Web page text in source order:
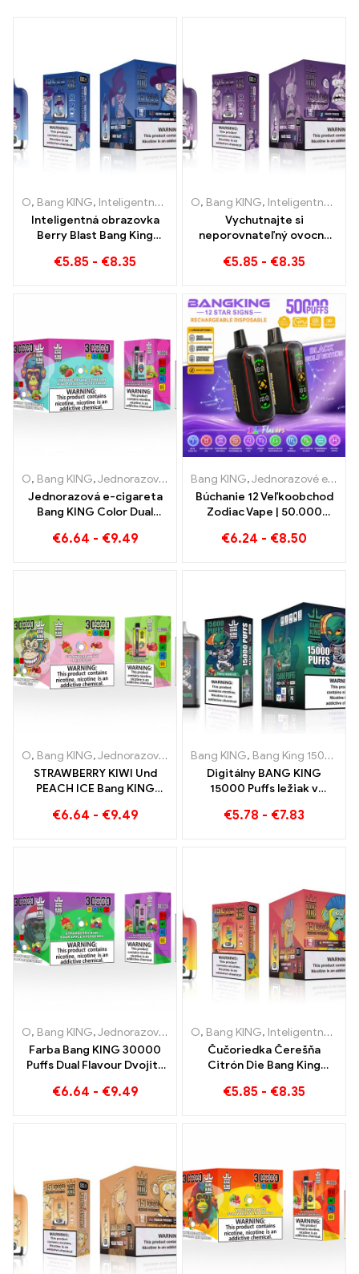
O, Bang KING, Inteligentná obrazovka Bang King 15000 Bafať
Inteligentná obrazovka
Berry Blast Bang King
jednorazovú e-cigaretu
€5.85 - €8.35
O, Bang KING, Inteligentná obrazovka Bang King 15000 Bafať
Vychutnajte si
neporovnateľný ovocný
Jelly Bang King Smart
€5.85 - €8.35
O, Bang KING,Jednorazové elektronické cigarety Litva ,
Jednorazová e-cigareta
Bang KING Color Dual
chuti s jahodovým
€6.64 - €9.49
Bang KING,Jednorazové e-cigarety
Búchanie 12 Veľkoobchod
Zodiac Vape | 50.000
€6.24 - €8.50
O, Bang KING,Jednorazové elektronické cigarety Litva ,
STRAWBERRY KIWI Und
PEACH ICE Bang KING
elektronická cigareta
€6.64 - €9.49
Bang KING, Bang King 15000 Obláčiky
Digitálny BANG KING
15000 Puffs ležiak v
bez vlaku
€5.78 - €7.83
O, Bang KING,Jednorazové elektronické cigarety Litva ,
Farba Bang KING 30000
Puffs Dual Flavour Dvojitý
kyslým jablkom a malinou
€6.64 - €9.49
O, Bang KING, Inteligentná obrazovka Bang King 15000 Bafať
Čučoriedka Čerešňa
Citrón Die Bang King
15000 Puffs Prehľad
€5.85 - €8.35